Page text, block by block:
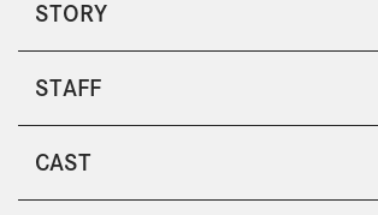
STORY
STAFF
CAST